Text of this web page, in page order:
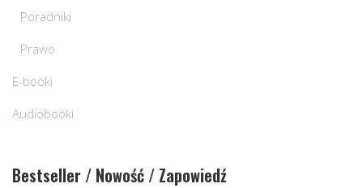
Poradniki
Prawo
E-booki
Audiobooki
Bestseller / Nowość / Zapowiedź